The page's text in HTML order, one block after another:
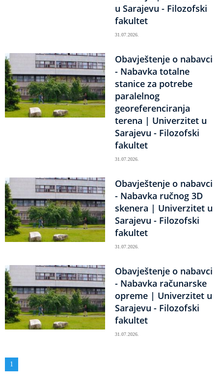
u Sarajevu - Filozofski
fakultet
31.07.2026.
Obavještenje o nabavci
- Nabavka totalne
stanice za potrebe
paralelnog
georeferenciranja
terena | Univerzitet u
Sarajevu - Filozofski
fakultet
31.07.2026.
Obavještenje o nabavci
- Nabavka ručnog 3D
skenera | Univerzitet u
Sarajevu - Filozofski
fakultet
31.07.2026.
Obavještenje o nabavci
- Nabavka računarske
opreme | Univerzitet u
Sarajevu - Filozofski
fakultet
31.07.2026.
Obilježavanje
strana
Aktuelna
1